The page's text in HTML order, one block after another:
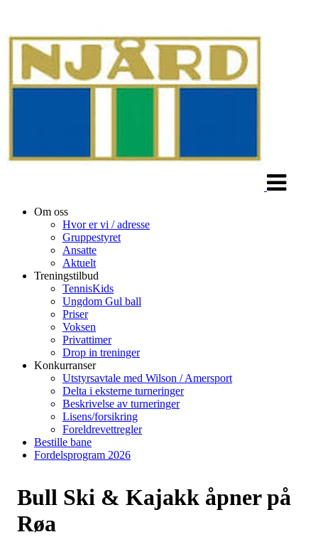
Om oss
Hvor er vi / adresse
Gruppestyret
Ansatte
Aktuelt
Treningstilbud
TennisKids
Ungdom Gul ball
Priser
Voksen
Privattimer
Drop in treninger
Konkurranser
Utstyrsavtale med Wilson / Amersport
Delta i eksterne turneringer
Beskrivelse av turneringer
Lisens/forsikring
Foreldrevettregler
Bestille bane
Fordelsprogram 2026
Bull Ski & Kajakk åpner på
Røa